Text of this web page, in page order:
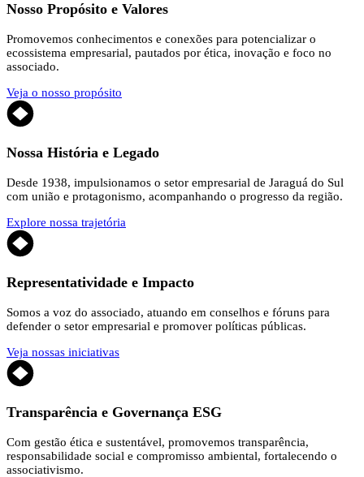
Nosso Propósito e Valores
Promovemos conhecimentos e conexões para potencializar o
ecossistema empresarial, pautados por ética, inovação e foco no
associado.
Veja o nosso propósito
Nossa História e Legado
Desde 1938, impulsionamos o setor empresarial de Jaraguá do Sul
com união e protagonismo, acompanhando o progresso da região.
Explore nossa trajetória
Representatividade e Impacto
Somos a voz do associado, atuando em conselhos e fóruns para
defender o setor empresarial e promover políticas públicas.
Veja nossas iniciativas
Transparência e Governança ESG
Com gestão ética e sustentável, promovemos transparência,
responsabilidade social e compromisso ambiental, fortalecendo o
associativismo.